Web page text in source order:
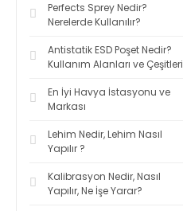
Perfects Sprey Nedir?
Nerelerde Kullanılır?
Antistatik ESD Poşet Nedir?
Kullanım Alanları ve Çeşitleri
En İyi Havya İstasyonu ve
Markası
Lehim Nedir, Lehim Nasıl
Yapılır ?
Kalibrasyon Nedir, Nasıl
Yapılır, Ne İşe Yarar?